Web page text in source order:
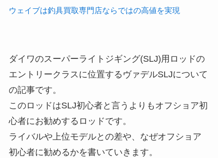
ウェイブは釣具買取専門店ならではの高値を実現
ダイワのスーパーライトジギング(SLJ)用ロッドの
エントリークラスに位置するヴァデルSLJについて
の記事です。
このロッドはSLJ初心者と言うよりもオフショア初
心者にお勧めするロッドです。
ライバルや上位モデルとの差や、なぜオフショア
初心者に勧めるかを書いていきます。